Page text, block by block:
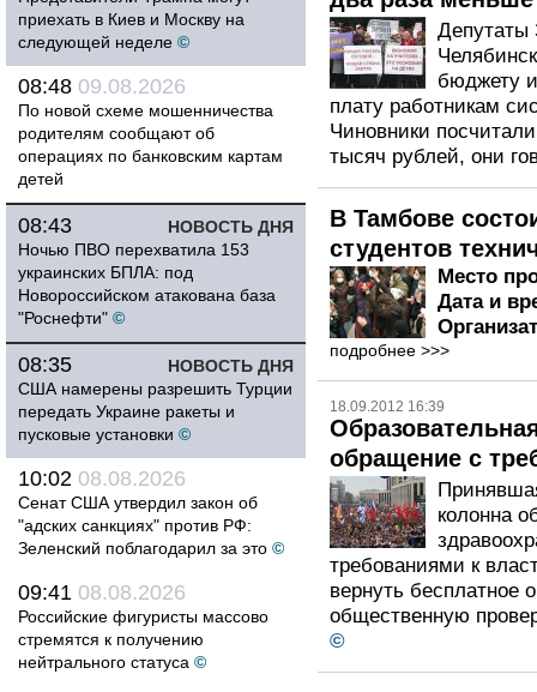
приехать в Киев и Москву на
следующей неделе ©
08:48 09.08.2026
По новой схеме мошенничества
родителям сообщают об
операциях по банковским картам
детей
НОВОСТЬ ДНЯ
08:43
Ночью ПВО перехватила 153
украинских БПЛА: под
Новороссийском атакована база
"Роснефти" ©
НОВОСТЬ ДНЯ
08:35
США намерены разрешить Турции
передать Украине ракеты и
пусковые установки ©
10:02 08.08.2026
Сенат США утвердил закон об
"адских санкциях" против РФ:
Зеленский поблагодарил за это ©
09:41 08.08.2026
Российские фигуристы массово
стремятся к получению
нейтрального статуса ©
Депутаты
бюджету
плату работникам
Чиновники
тысяч рублей, они
В Тамбове
студентов
Место
Дата и
подробнee >>>
18.09.2012 16:39
обращение с
колонна
требованиями к
вернуть бесплатное
общественную
©